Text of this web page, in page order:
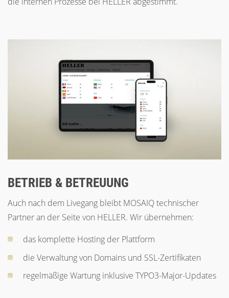
BETRIEB & BETREUUNG
Auch nach dem Livegang bleibt MOSAIQ technischer
Partner an der Seite von HELLER. Wir übernehmen:
das komplette Hosting der Plattform
die Verwaltung von Domains und SSL-Zertifikaten
regelmäßige Wartung inklusive TYPO3-Major-Updates